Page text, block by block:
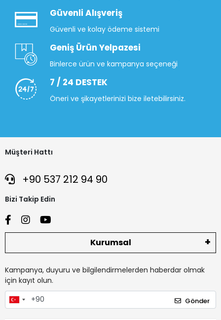
Güvenli Alışveriş
Güvenli ve kolay ödeme sistemi
Geniş Ürün Yelpazesi
Binlerce ürün ve kampanya seçeneği
7 / 24 DESTEK
Öneri ve şikayetlerinizi bize iletebilirsiniz.
Müşteri Hattı
+90 537 212 94 90
Bizi Takip Edin
Kurumsal
Kampanya, duyuru ve bilgilendirmelerden haberdar olmak
için kayıt olun.
Gönder